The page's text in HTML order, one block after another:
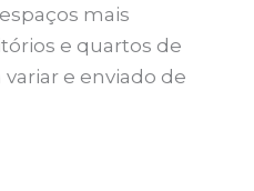
mais
e quartos de
e enviado de